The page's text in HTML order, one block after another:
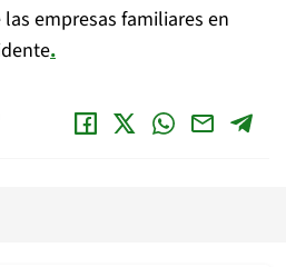
empresas familiares en
.